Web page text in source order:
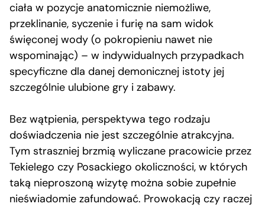
ciała w pozycje anatomicznie niemożliwe,
przeklinanie, syczenie i furię na sam widok
święconej wody (o pokropieniu nawet nie
wspominając) – w indywidualnych przypadkach
specyficzne dla danej demonicznej istoty jej
szczególnie ulubione gry i zabawy.
Bez wątpienia, perspektywa tego rodzaju
doświadczenia nie jest szczególnie atrakcyjna.
Tym straszniej brzmią wyliczane pracowicie przez
Tekielego czy Posackiego okoliczności, w których
taką nieproszoną wizytę można sobie zupełnie
nieświadomie zafundować. Prowokacją czy raczej